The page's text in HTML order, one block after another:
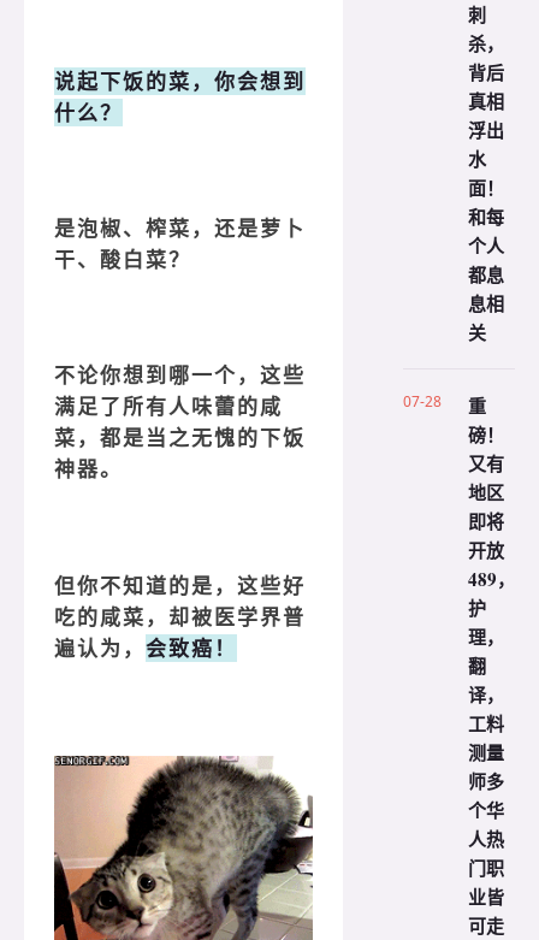
说起下饭的菜，你会想到
什么？
是泡椒、榨菜，还是萝卜
干、酸白菜？
不论你想到哪一个，这些
满足了所有人味蕾的咸
菜，都是当之无愧的下饭
神器。
但你不知道的是，这些好
吃的咸菜，却被医学界普
遍认为， 会致癌！
刺
杀，
背后
真相
浮出
水
面！
和每
个人
都息
息相
关
07-28
重
磅！
又有
地区
即将
开放
489，
护
理，
翻
译，
工料
测量
师多
个华
人热
门职
业皆
可走